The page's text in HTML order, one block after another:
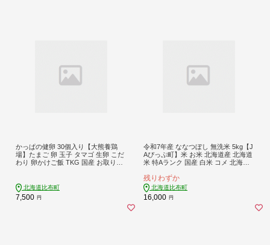
かっぱの健卵 30個入り【大熊養鶏
場】たまご 卵 玉子 タマゴ 生卵 こだ
わり 卵かけご飯 TKG 国産 お取り寄
北海道比布町
7,500 円
令和7年産 ななつぼし 無洗米 5kg【J
Aぴっぷ町】米 お米 北海道産 北海道
米 特Aランク 国産 白米 コメ 北海道
残りわずか
北海道比布町
16,000 円